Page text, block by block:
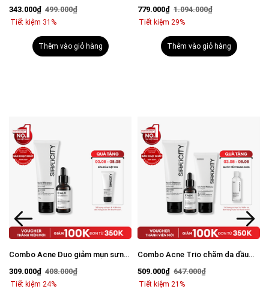
với SPF 50+ PA++++
343.000₫ 499.000₫
Tiết kiệm 31%
Thêm vào giỏ hàng
cho nam
779.000₫ 1.094.000₫
Tiết kiệm 29%
Thêm vào giỏ hàng
Combo Acne Duo giảm mụn sưng
Calm 30ml
309.000₫ 408.000₫
Tiết kiệm 24%
Combo Acne Trio chăm da dầu
Calm 30ml, Kem dưỡng ẩm 80g
509.000₫ 647.000₫
Tiết kiệm 21%